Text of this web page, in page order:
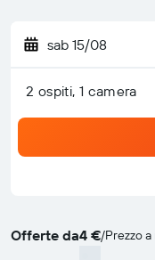
sab 15/08
2 ospiti, 1 camera
Offerte da4 €/Prezzo